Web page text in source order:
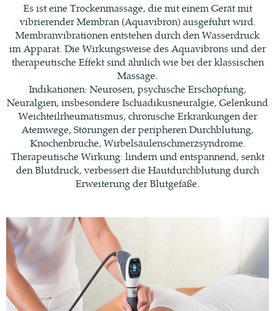
Es ist eine Trockenmassage, die mit einem Gerät mit
vibrierender Membran (Aquavibron) ausgeführt wird.
Membranvibrationen entstehen durch den Wasserdruck
im Apparat. Die Wirkungsweise des Aquavibrons und der
therapeutische Effekt sind ähnlich wie bei der klassischen
Massage.
Indikationen: Neurosen, psychische Erschöpfung,
Neuralgien, insbesondere Ischiadikusneuralgie, Gelenkund
Weichteilrheumatismus, chronische Erkrankungen der
Atemwege, Störungen der peripheren Durchblutung,
Knochenbrüche, Wirbelsäulenschmerzsyndrome.
Therapeutische Wirkung: lindern und entspannend, senkt
den Blutdruck, verbessert die Hautdurchblutung durch
Erweiterung der Blutgefäße.